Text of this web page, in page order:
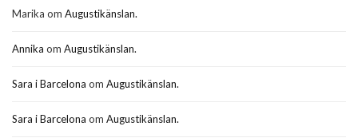
Marika om Augustikänslan.
Annika om Augustikänslan.
Sara i Barcelona om Augustikänslan.
Sara i Barcelona om Augustikänslan.